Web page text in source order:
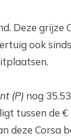
Deze
ook
(P) nog
tussen de
Corsa